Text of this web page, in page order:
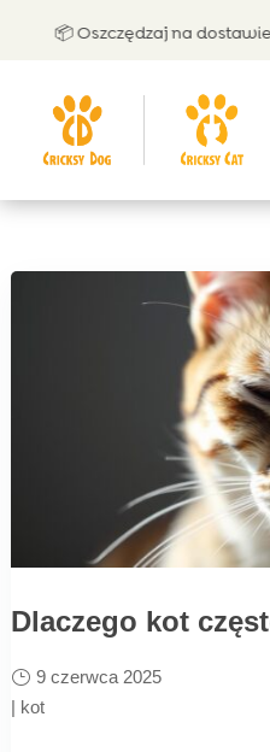
📦 Oszczędzaj na dostawie
Dlaczego kot
9 czerwca 2025
| kot